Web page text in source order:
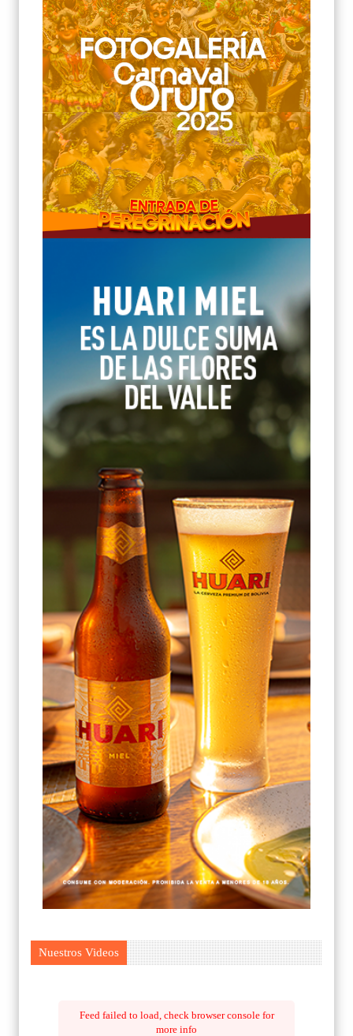
Nuestros Videos
Feed failed to load, check browser console for
more info